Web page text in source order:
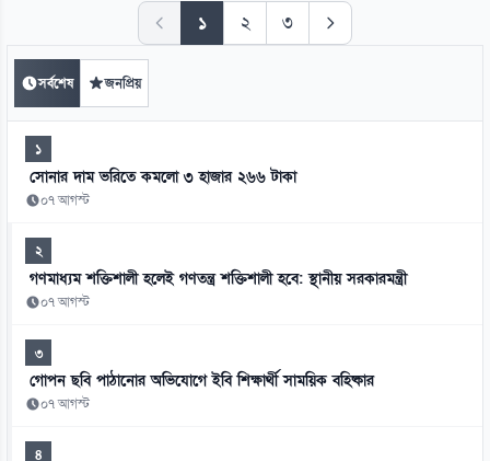
১ ২ ৩
সর্বশেষ জনপ্রিয়
১
সোনার দাম ভরিতে কমলো ৩ হাজার ২৬৬ টাকা
০৭ আগস্ট
২
গণমাধ্যম শক্তিশালী হলেই গণতন্ত্র শক্তিশালী হবে: স্থানীয় সরকারমন্ত্রী
০৭ আগস্ট
৩
গোপন ছবি পাঠানোর অভিযোগে ইবি শিক্ষার্থী সাময়িক বহিষ্কার
০৭ আগস্ট
৪